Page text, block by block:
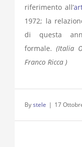
riferimento all’
1972; la
di questa
formale. (Italia
Franco Ricca )
Bystele | 17